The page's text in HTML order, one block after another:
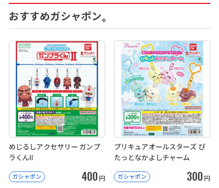
おすすめガシャポン®
めじるしアクセサリー ガンプ
ラくんⅡ
ガシャポン 400 円
プリキュアオールスターズ ぴ
たっとなかよしチャーム
ガシャポン 300 円